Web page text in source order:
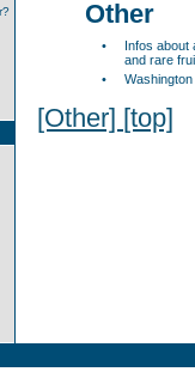
Other
•
Infos about
and rare
•
[Other] [top]